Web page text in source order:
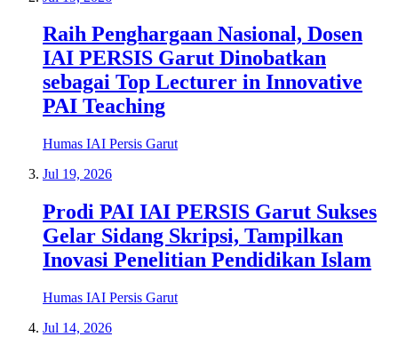
Raih Penghargaan Nasional, Dosen
IAI PERSIS Garut Dinobatkan
sebagai Top Lecturer in Innovative
PAI Teaching
Humas IAI Persis Garut
Jul 19, 2026
Prodi PAI IAI PERSIS Garut Sukses
Gelar Sidang Skripsi, Tampilkan
Inovasi Penelitian Pendidikan Islam
Humas IAI Persis Garut
Jul 14, 2026